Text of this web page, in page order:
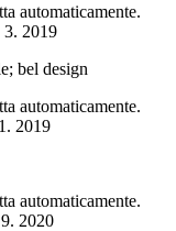
automaticamente.
3. 2019
bel design
automaticamente.
2019
automaticamente.
2020